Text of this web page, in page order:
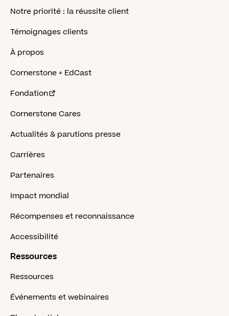
Notre priorité : la réussite client
Témoignages clients
À propos
Cornerstone + EdCast
Fondation
Cornerstone Cares
Actualités & parutions presse
Carrières
Partenaires
Impact mondial
Récompenses et reconnaissance
Accessibilité
Ressources
Ressources
Événements et webinaires